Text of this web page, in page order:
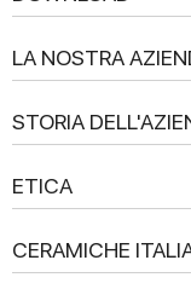
LA NOSTRA
STORIA
ETICA
CERAMICHE